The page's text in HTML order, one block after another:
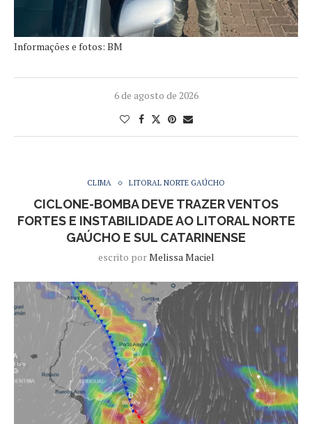
Informações e fotos: BM
6 de agosto de 2026
CLIMA LITORAL NORTE GAÚCHO
CICLONE-BOMBA DEVE TRAZER VENTOS
FORTES E INSTABILIDADE AO LITORAL NORTE
GAÚCHO E SUL CATARINENSE
escrito porMelissa Maciel